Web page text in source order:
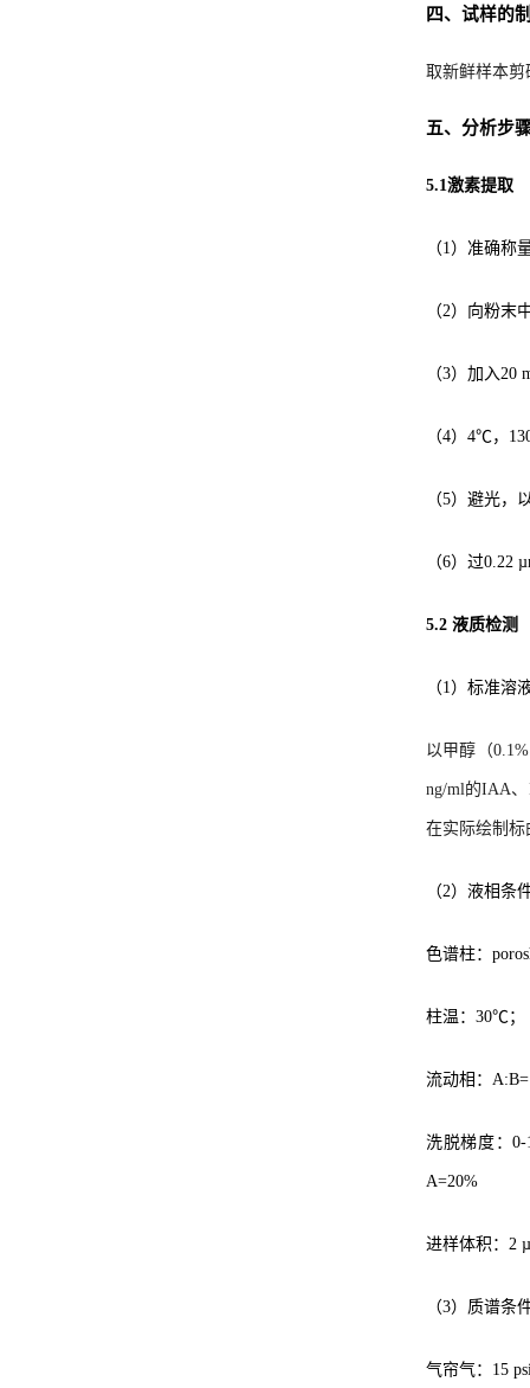
四、试样的
取新鲜样本
五、分析步
5.1激素提取
（1）准确称
（2）向粉
（3）加入
（4）4℃，
（5）避光，
（6）过0.22
5.2 液质检测
（1）标准溶
以甲醇（
ng/ml的IAA
在实际绘制
（2）液相条
色谱柱：
柱温：30℃；
流动相：
洗脱梯度：0-
A=20%
进样体积：2
（3）质谱条
气帘气：15